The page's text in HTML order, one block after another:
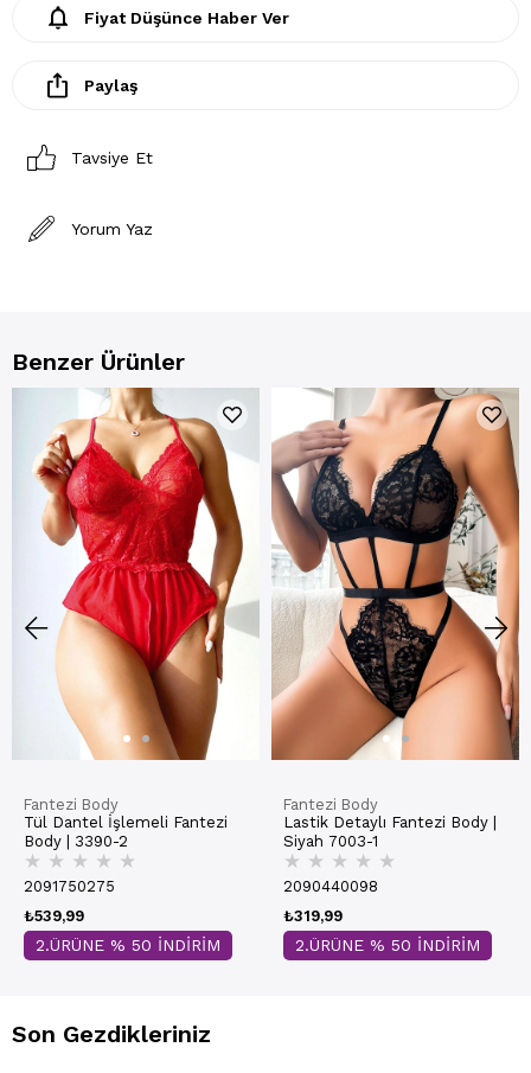
Fiyat Düşünce Haber Ver
Paylaş
Tavsiye Et
Yorum Yaz
Benzer Ürünler
Fantezi Body
Tül Dantel İşlemeli Fantezi
Body | 3390-2
★ ★ ★ ★ ★
2091750275
₺539,99
2.ÜRÜNE % 50 İNDİRİM
Fantezi Body
Lastik Detaylı Fantezi Body |
Siyah 7003-1
★ ★ ★ ★ ★
2090440098
₺319,99
2.ÜRÜNE % 50 İNDİRİM
Son Gezdikleriniz